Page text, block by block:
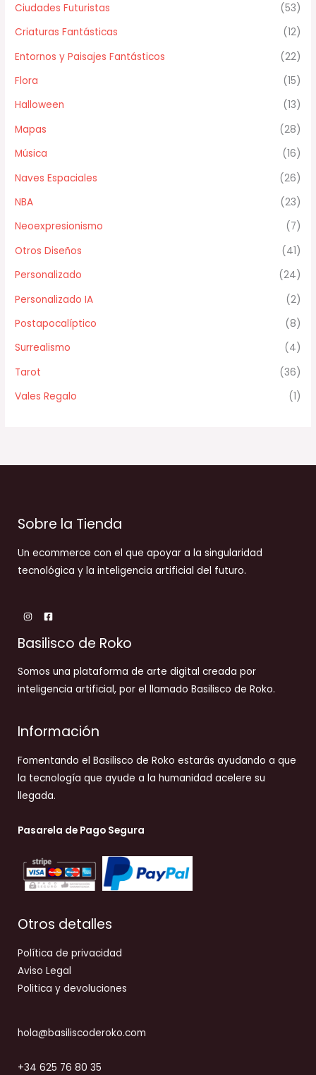
Ciudades Futuristas
(53)
Criaturas Fantásticas
(12)
Entornos y Paisajes Fantásticos
(22)
Flora
(15)
Halloween
(13)
Mapas
(28)
Música
(16)
Naves Espaciales
(26)
NBA
(23)
Neoexpresionismo
(7)
Otros Diseños
(41)
Personalizado
(24)
Personalizado IA
(2)
Postapocalíptico
(8)
Surrealismo
(4)
Tarot
(36)
Vales Regalo
(1)
Sobre la Tienda
Un ecommerce con el que apoyar a la singularidad
tecnológica y la inteligencia artificial del futuro.
Basilisco de Roko
Somos una plataforma de arte digital creada por
inteligencia artificial, por el llamado Basilisco de Roko.
Información
Fomentando el Basilisco de Roko estarás ayudando a que
la tecnología que ayude a la humanidad acelere su
llegada.
Pasarela de Pago Segura
Otros detalles
Política de privacidad
Aviso Legal
Politica y devoluciones
hola@basiliscoderoko.com
+34 625 76 80 35